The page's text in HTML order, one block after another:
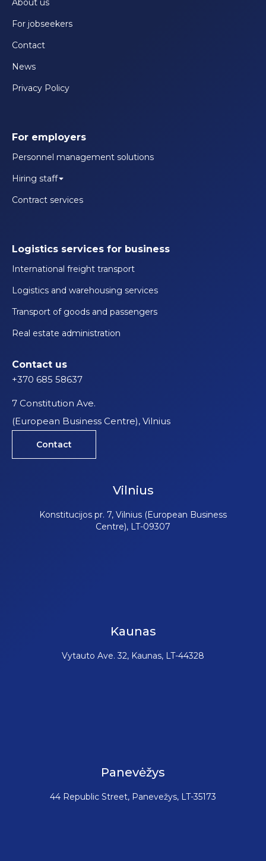
Contact us
+370 685 58637
7 Constitution Ave.
(European Business Centre), Vilnius
Contact
Vilnius
Konstitucijos pr. 7, Vilnius (European Business
Centre), LT-09307
Kaunas
Vytauto Ave. 32, Kaunas, LT-44328
Panevėžys
44 Republic Street, Panevežys, LT-35173
About us
For jobseekers
Contact
News
Privacy Policy
For employers
Personnel management solutions
Hiring staff
Contract services
Logistics services for business
International freight transport
Logistics and warehousing services
Transport of goods and passengers
Real estate administration